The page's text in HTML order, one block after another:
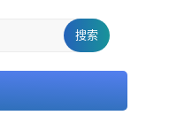
搜索